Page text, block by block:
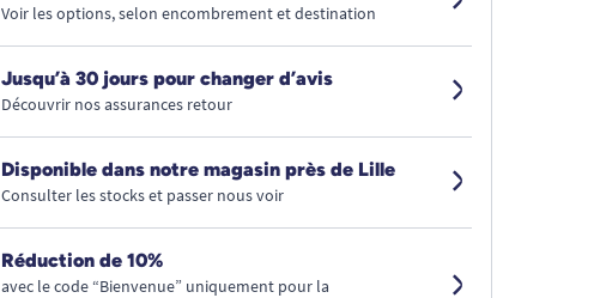
Voir les options, selon encombrement et destination
Jusqu’à 30 jours pour changer d’avis
Découvrir nos assurances retour
Disponible dans notre magasin près de Lille
Consulter les stocks et passer nous voir
Réduction de 10%
avec le code “Bienvenue” uniquement pour la